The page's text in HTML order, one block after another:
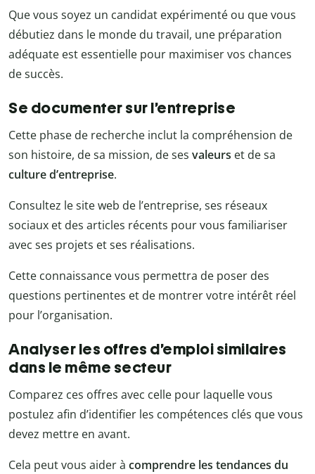
Que vous soyez un candidat expérimenté ou que vous
débutiez dans le monde du travail, une préparation
adéquate est essentielle pour maximiser vos chances
de succès.
Se documenter sur l’entreprise
Cette phase de recherche inclut la compréhension de
son histoire, de sa mission, de ses valeurs et de sa
culture d’entreprise.
Consultez le site web de l’entreprise, ses réseaux
sociaux et des articles récents pour vous familiariser
avec ses projets et ses réalisations.
Cette connaissance vous permettra de poser des
questions pertinentes et de montrer votre intérêt réel
pour l’organisation.
Analyser les offres d’emploi similaires
dans le même secteur
Comparez ces offres avec celle pour laquelle vous
postulez afin d’identifier les compétences clés que vous
devez mettre en avant.
Cela peut vous aider à comprendre les tendances du